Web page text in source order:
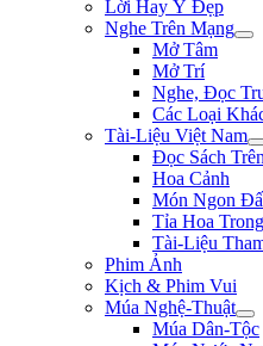
Lời Hay Ý Đẹp
Nghe Trên Mạng
Mở Tâm
Mở Trí
Nghe, Đọc
Các Loại
Tài-Liệu Việt Nam
Đọc Sách
Hoa Cảnh
Món Ngon
Tỉa Hoa
Tài-Liệu
Phim Ảnh
Kịch & Phim Vui
Múa Nghệ-Thuật
Múa Dân-Tộc